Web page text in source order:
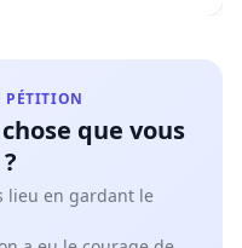
PÉTITION
que vous
lieu en gardant le